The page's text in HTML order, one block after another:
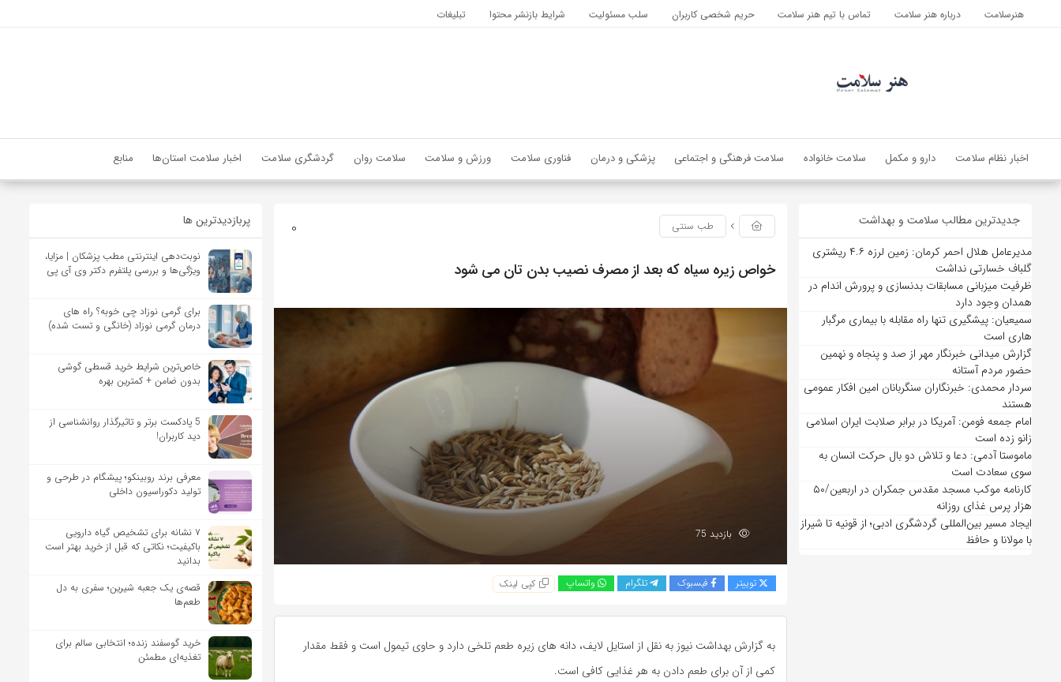
هنرسلامت درباره هنر سلامت تماس با تیم هنر سلامت حریم شخصی کاربران سلب مسئولیت شرایط بازنشر محتوا تبلیغات
اخبار نظام سلامت دارو و مکمل سلامت خانواده سلامت فرهنگی و اجتماعی پزشکی و درمان فناوری سلامت ورزش و سلامت سلامت روان گردشگری سلامت اخبار سلامت استان‌ها منابع
جدیدترین مطالب سلامت و بهداشت
مدیرعامل هلال احمر کرمان: زمین لرزه ۴.۶ ریشتری
گلباف خسارتی نداشت
ظرفیت میزبانی مسابقات بدنسازی و پرورش اندام در
همدان وجود دارد
سمیعیان: پیشگیری تنها راه مقابله با بیماری مرگبار
هاری است
گزارش میدانی خبرنگار مهر از صد و پنجاه و نهمین
حضور مردم آستانه
سردار محمدی: خبرنگاران سنگربانان امین افکار عمومی
هستند
امام جمعه فومن: آمریکا در برابر صلابت ایران اسلامی
زانو زده است
ماموستا آدمی: دعا و تلاش دو بال حرکت انسان به
سوی سعادت است
کارنامه موکب مسجد مقدس جمکران در اربعین/۵۰
هزار پرس غذای روزانه
ایجاد مسیر بین‌المللی گردشگری ادبی؛ از قونیه تا شیراز
با مولانا و حافظ
0 طب سنتی
خواص زیره سیاه که بعد از مصرف نصیب بدن تان می شود
بازدید 75
توییتر فیسبوک تلگرام واتساپ کپی لینک
به گزارش بهداشت نیوز به نقل از استایل لایف، دانه های زیره طعم تلخی دارد و حاوی تیمول است و فقط مقدار
کمی از آن برای طعم دادن به هر غذایی کافی است.
پربازدیدترین ها
نوبت‌دهی اینترنتی مطب پزشکان | مزایا،
ویژگی‌ها و بررسی پلتفرم دکتر وی آی پی
برای گرمی نوزاد چی خوبه؟ راه های
درمان گرمی نوزاد (خانگی و تست شده)
خاص‌ترین شرایط خرید قسطی گوشی
بدون ضامن + کمترین بهره
5 پادکست برتر و تاثیرگذار روانشناسی از
دید کاربران!
معرفی برند روبینکو؛ پیشگام در طرحی و
تولید دکوراسیون داخلی
۷ نشانه برای تشخیص گیاه دارویی
باکیفیت؛ نکاتی که قبل از خرید بهتر است
بدانید
قصه‌ی یک جعبه شیرین؛ سفری به دل
طعم‌ها
خرید گوسفند زنده؛ انتخابی سالم برای
تغذیه‌ای مطمئن